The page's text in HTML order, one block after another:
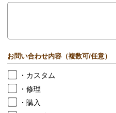
お問い合わせ内容（複数可/任意）
・カスタム
・修理
・購入